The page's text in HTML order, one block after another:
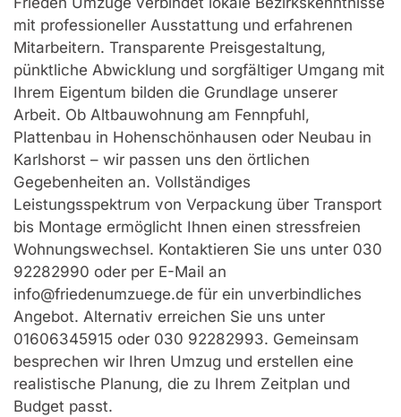
mit professioneller Ausstattung und erfahrenen
Mitarbeitern. Transparente Preisgestaltung,
pünktliche Abwicklung und sorgfältiger Umgang mit
Ihrem Eigentum bilden die Grundlage unserer
Arbeit. Ob Altbauwohnung am Fennpfuhl,
Plattenbau in Hohenschönhausen oder Neubau in
Karlshorst – wir passen uns den örtlichen
Gegebenheiten an. Vollständiges
Leistungsspektrum von Verpackung über Transport
bis Montage ermöglicht Ihnen einen stressfreien
Wohnungswechsel. Kontaktieren Sie uns unter 030
92282990 oder per E-Mail an
info@friedenumzuege.de für ein unverbindliches
Angebot. Alternativ erreichen Sie uns unter
01606345915 oder 030 92282993. Gemeinsam
besprechen wir Ihren Umzug und erstellen eine
realistische Planung, die zu Ihrem Zeitplan und
Budget passt.